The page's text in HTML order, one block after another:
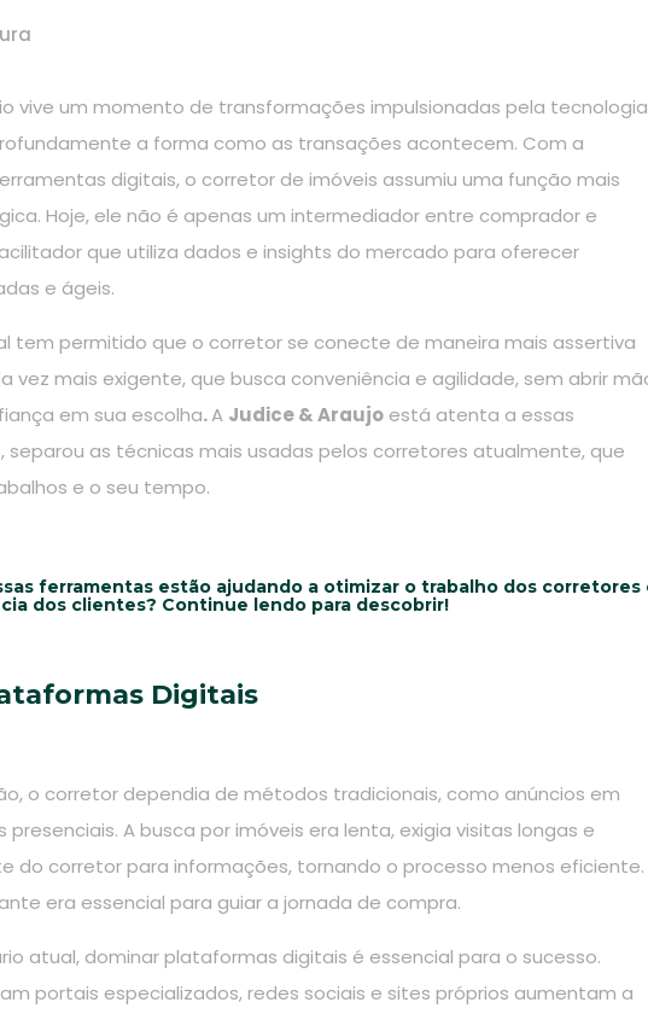
vive um momento de transformações impulsionadas pela
a forma como as transações acontecem. Com a
digitais, o corretor de imóveis assumiu uma função mais
Hoje, ele não é apenas um intermediador entre comprador e
que utiliza dados e insights do mercado para oferecer
e ágeis.
tem permitido que o corretor se conecte de maneira mais assertiva
vez mais exigente, que busca conveniência e agilidade, sem abrir
em sua escolha.A Judice & Araujo está atenta a essas
separou as técnicas mais usadas pelos corretores atualmente, que
e o seu tempo.
ferramentas estão ajudando a otimizar o trabalho dos corretores
dos clientes? Continue lendo para descobrir!
Digitais
o corretor dependia de métodos tradicionais, como anúncios em
presenciais. A busca por imóveis era lenta, exigia visitas longas e
do corretor para informações, tornando o processo menos eficiente.
era essencial para guiar a jornada de compra.
atual, dominar plataformas digitais é essencial para o sucesso.
portais especializados, redes sociais e sites próprios aumentam a